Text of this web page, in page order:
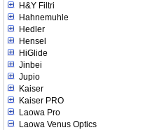
H&Y Filtri
Hahnemuhle
Hedler
Hensel
HiGlide
Jinbei
Jupio
Kaiser
Kaiser PRO
Laowa Pro
Laowa Venus Optics